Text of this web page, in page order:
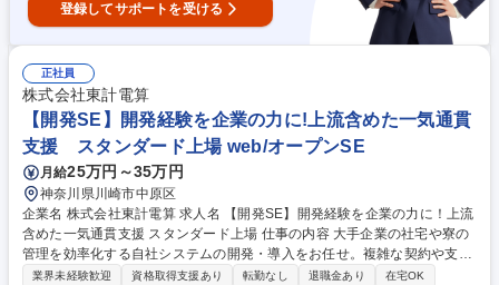
登録してサポートを受ける
正社員
株式会社東計電算
【開発SE】開発経験を企業の力に!上流含めた一気通貫
支援 スタンダード上場 web/オープンSE
月給25万円～35万円
神奈川県川崎市中原区
企業名 株式会社東計電算 求人名 【開発SE】開発経験を企業の力に！上流
含めた一気通貫支援 スタンダード上場 仕事の内容 大手企業の社宅や寮の
管理を効率化する自社システムの開発・導入をお任せ。複雑な契約や支払
業務をITでシンプルに。要件定義から導入まで、プロジェクトの全工程を
業界未経験歓迎 資格取得支援あり 転勤なし 退職金あり
在宅OK